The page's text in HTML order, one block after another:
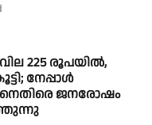
225 രൂപയിൽ,
നേപ്പാൾ
ജനരോഷം